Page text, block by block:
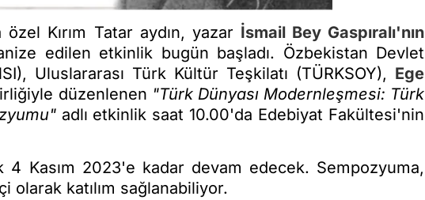
Kırım Tatar aydın, yazar İsmail Bey Gaspıralı'nın
edilen etkinlik bugün başladı. Özbekistan Devlet
Uluslararası Türk Kültür Teşkilatı (TÜRKSOY), Ege
düzenlenen "Türk Dünyası Modernleşmesi: Türk
adlı etkinlik saat 10.00'da Edebiyat Fakültesi'nin
4 Kasım 2023'e kadar devam edecek. Sempozyuma,
olarak katılım sağlanabiliyor.